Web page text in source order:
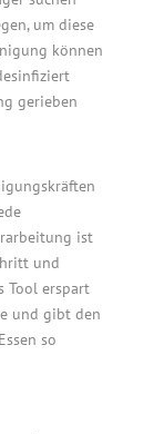
um diese
können
gerieben
ist
und
Tool erspart
und gibt den
so